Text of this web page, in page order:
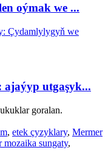
oýmak we ...
ajaýyp utgaşyk...
goralan.
, etek çyzyklary, Mermer
mozaika sungaty,